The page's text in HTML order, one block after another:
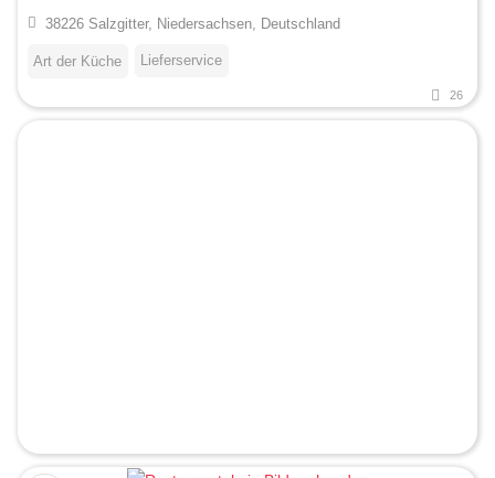
38226 Salzgitter, Niedersachsen, Deutschland
Art der Küche Lieferservice
26